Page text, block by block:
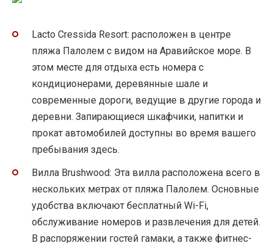
Lacto Cressida Resort: расположен в центре
пляжа Палолем с видом на Аравийское море. В
этом месте для отдыха есть номера с
кондиционерами, деревянные шале и
современные дороги, ведущие в другие города и
деревни. Запирающиеся шкафчики, напитки и
прокат автомобилей доступны во время вашего
пребывания здесь.
Вилла Brushwood: Эта вилла расположена всего в
нескольких метрах от пляжа Палолем. Основные
удобства включают бесплатный Wi-Fi,
обслуживание номеров и развлечения для детей.
В распоряжении гостей гамаки, а также фитнес-